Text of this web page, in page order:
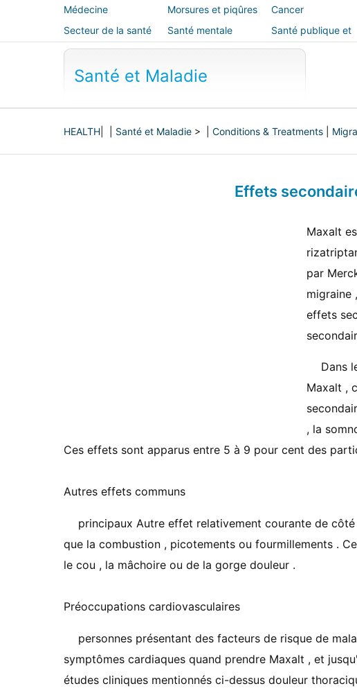
Médecine
alternative
Morsures et piqûres Cancer
Secteur de la santé
Santé mentale
Santé publique et
sécurité
Santé et Maladie
HEALTH Santé et Maladie > | Conditions & Treatments
Effets
Maxalt
par
migraine
effets
Dans
Maxalt ,
, la
Ces effets sont apparus entre 5 à 9 pour cent des
Autres effets communs
principaux Autre effet relativement courante de
que la combustion , picotements ou fourmillements .
le cou , la mâchoire ou de la gorge douleur .
Préoccupations cardiovasculaires
personnes présentant des facteurs de risque de
symptômes cardiaques quand prendre Maxalt , et
études cliniques mentionnés ci-dessus douleur